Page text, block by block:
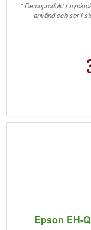
" Demoprodukt i
använd och ser i
Epson EH-